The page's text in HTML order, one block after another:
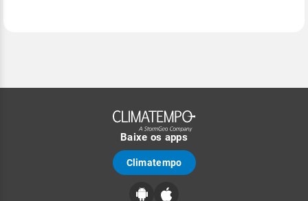
Baixe os apps
Climatempo